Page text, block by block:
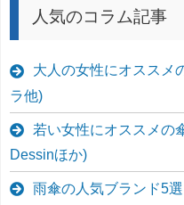
人気のコラム記事
大人の女性にオススメ
ラ他)
若い女性にオススメの
Dessinほか)
雨傘の人気ブランド5